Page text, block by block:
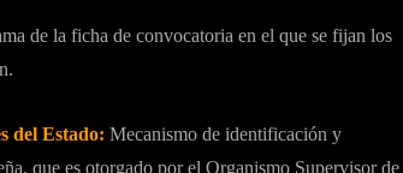
de la ficha de convocatoria en el que se fijan los
del Estado: Mecanismo de identificación y
que es otorgado por el Organismo Supervisor de